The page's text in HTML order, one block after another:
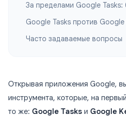
Google Tasks против
Часто задаваемые вопросы
Открывая приложения Google,
инструмента, которые, на
то же: Google Tasks и Google